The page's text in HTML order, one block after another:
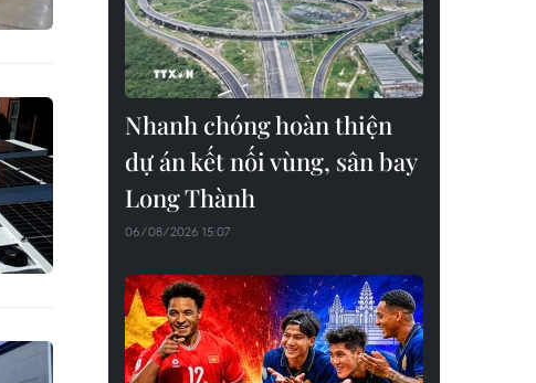
Nhanh chóng hoàn thiện
dự án kết nối vùng, sân bay
Long Thành
06/08/2026 15:07